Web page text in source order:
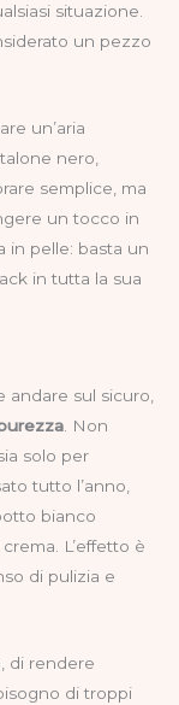
situazione.
un pezzo
un’aria
nero,
semplice, ma
un tocco in
in pelle: basta un
in tutta la sua
andare sul sicuro,
. Non
solo per
tutto l’anno,
bianco
L’effetto è
di pulizia e
di rendere
di troppi